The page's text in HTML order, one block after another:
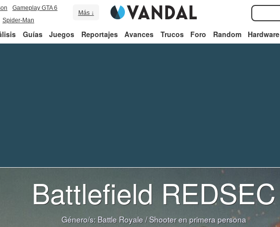
Gameplay GTA 6
Spider-Man
Más ↓
Guías Juegos Reportajes Avances Trucos Foro Random Hardware
Battlefield REDSEC
Género/s: Battle Royale/Shooter en primera persona